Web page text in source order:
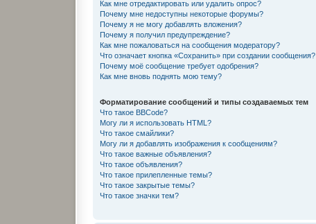
Как мне отредактировать или удалить опрос?
Почему мне недоступны некоторые форумы?
Почему я не могу добавлять вложения?
Почему я получил предупреждение?
Как мне пожаловаться на сообщения модератору?
Что означает кнопка «Сохранить» при создании сообщения?
Почему моё сообщение требует одобрения?
Как мне вновь поднять мою тему?
Форматирование сообщений и типы создаваемых тем
Что такое BBCode?
Могу ли я использовать HTML?
Что такое смайлики?
Могу ли я добавлять изображения к сообщениям?
Что такое важные объявления?
Что такое объявления?
Что такое прилепленные темы?
Что такое закрытые темы?
Что такое значки тем?